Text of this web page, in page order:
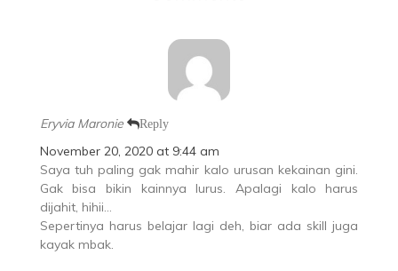
Eryvia Maronie Reply
November 20, 2020 at 9:44 am
Saya tuh paling gak mahir kalo urusan kekainan gini.
Gak bisa bikin kainnya lurus. Apalagi kalo harus
dijahit, hihii…
Sepertinya harus belajar lagi deh, biar ada skill juga
kayak mbak.